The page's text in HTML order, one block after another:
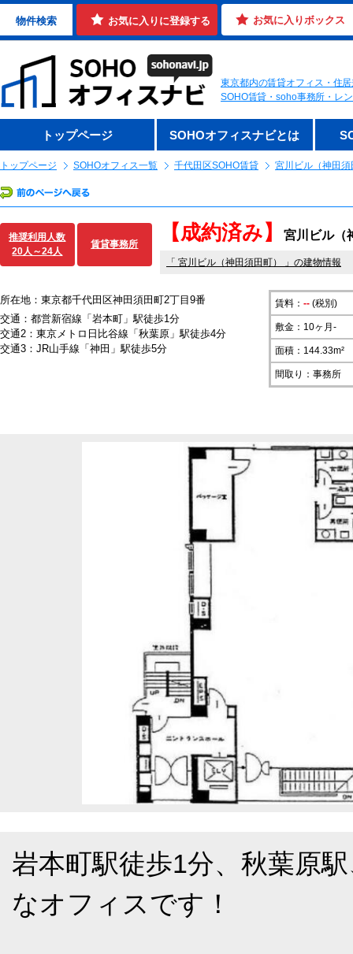
物件検索 お気に入りに登録する お気に入りボックス
東京都内の賃貸オフィス・住
SOHO賃貸・soho事務所・レ
トップページ SOHOオフィスナビとは
トップページ SOHOオフィス一覧 千代田区SOHO賃貸 宮川ビル（神田須
推奨利用人数
20人～24人
賃貸事務所 【成約済み】 宮川ビル（
「 宮川ビル（神田須田町） 」の建物情報
所在地：東京都千代田区神田須田町2丁目9番
交通：都営新宿線「岩本町」駅徒歩1分
交通2：東京メトロ日比谷線「秋葉原」駅徒歩4分
交通3：JR山手線「神田」駅徒歩5分
賃料： -- (税別)
敷金：10ヶ月-
面積：144.33m²
間取り：事務所
岩本町駅徒歩1分、秋葉原
なオフィスです！